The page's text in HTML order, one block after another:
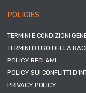
POLICIES
TERMINI E CONDIZIONI
TERMINI D’USO DELLA
POLICY RECLAMI
POLICY SUI CONFLITTI
PRIVACY POLICY